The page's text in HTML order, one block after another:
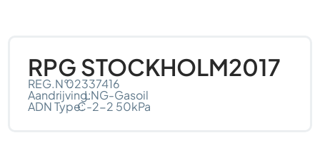
RPG STOCKHOLM2017
REG.N°:02337416
Aandrijving:LNG-Gasoil
ADN Type:C-2-2 50kPa